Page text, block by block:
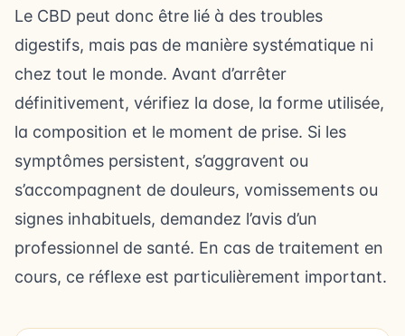
Le CBD peut donc être lié à des troubles
digestifs, mais pas de manière systématique ni
chez tout le monde. Avant d’arrêter
définitivement, vérifiez la dose, la forme utilisée,
la composition et le moment de prise. Si les
symptômes persistent, s’aggravent ou
s’accompagnent de douleurs, vomissements ou
signes inhabituels, demandez l’avis d’un
professionnel de santé. En cas de traitement en
cours, ce réflexe est particulièrement important.